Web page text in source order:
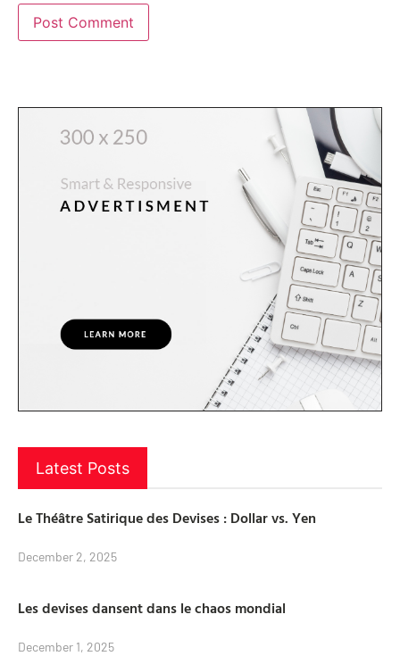
Latest Posts
Le Théâtre Satirique des Devises : Dollar vs. Yen
December 2, 2025
Les devises dansent dans le chaos mondial
December 1, 2025